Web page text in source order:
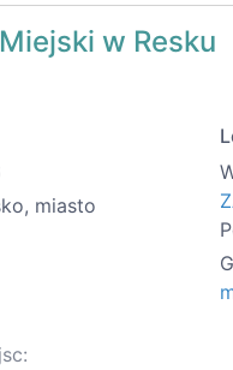
w Resku
miasto